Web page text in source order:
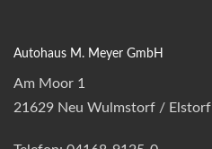
Autohaus M. Meyer GmbH
Am Moor 1
21629 Neu Wulmstorf / Elstorf